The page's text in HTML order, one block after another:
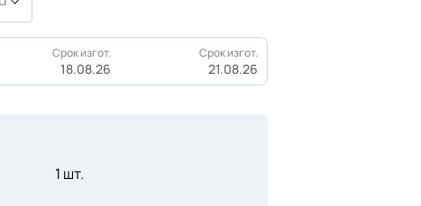
Срок изгот.
18.08.26
Срок изгот.
21.08.26
1 шт.